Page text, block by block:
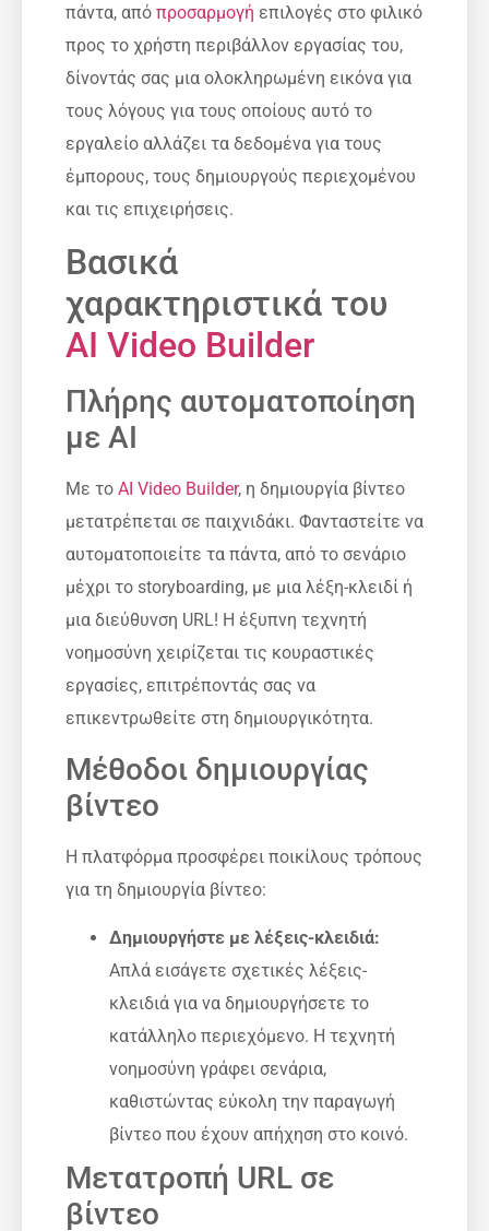
πάντα, από προσαρμογή επιλογές στο φιλικό
προς το χρήστη περιβάλλον εργασίας του,
δίνοντάς σας μια ολοκληρωμένη εικόνα για
τους λόγους για τους οποίους αυτό το
εργαλείο αλλάζει τα δεδομένα για τους
έμπορους, τους δημιουργούς περιεχομένου
και τις επιχειρήσεις.
Βασικά
χαρακτηριστικά του
AI Video Builder
Πλήρης αυτοματοποίηση
με AI
Με το AI Video Builder, η δημιουργία βίντεο
μετατρέπεται σε παιχνιδάκι. Φανταστείτε να
αυτοματοποιείτε τα πάντα, από το σενάριο
μέχρι το storyboarding, με μια λέξη-κλειδί ή
μια διεύθυνση URL! Η έξυπνη τεχνητή
νοημοσύνη χειρίζεται τις κουραστικές
εργασίες, επιτρέποντάς σας να
επικεντρωθείτε στη δημιουργικότητα.
Μέθοδοι δημιουργίας
βίντεο
Η πλατφόρμα προσφέρει ποικίλους τρόπους
για τη δημιουργία βίντεο:
Δημιουργήστε με λέξεις-κλειδιά:
Απλά εισάγετε σχετικές λέξεις-
κλειδιά για να δημιουργήσετε το
κατάλληλο περιεχόμενο. Η τεχνητή
νοημοσύνη γράφει σενάρια,
καθιστώντας εύκολη την παραγωγή
βίντεο που έχουν απήχηση στο κοινό.
Μετατροπή URL σε
βίντεο